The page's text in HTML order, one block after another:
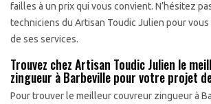
failles à un prix qui vous convient. N’hésitez
techniciens du Artisan Toudic Julien pour
de ses services.
Trouvez chez Artisan Toudic Julien le
zingueur à Barbeville pour votre projet
Pour trouver le meilleur couvreur zingueur à